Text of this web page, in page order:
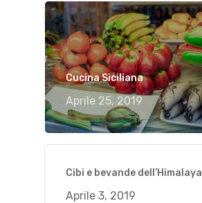
Cucina Siciliana
Aprile 25, 2019
Cibi e bevande dell’Himalaya
Aprile 3, 2019